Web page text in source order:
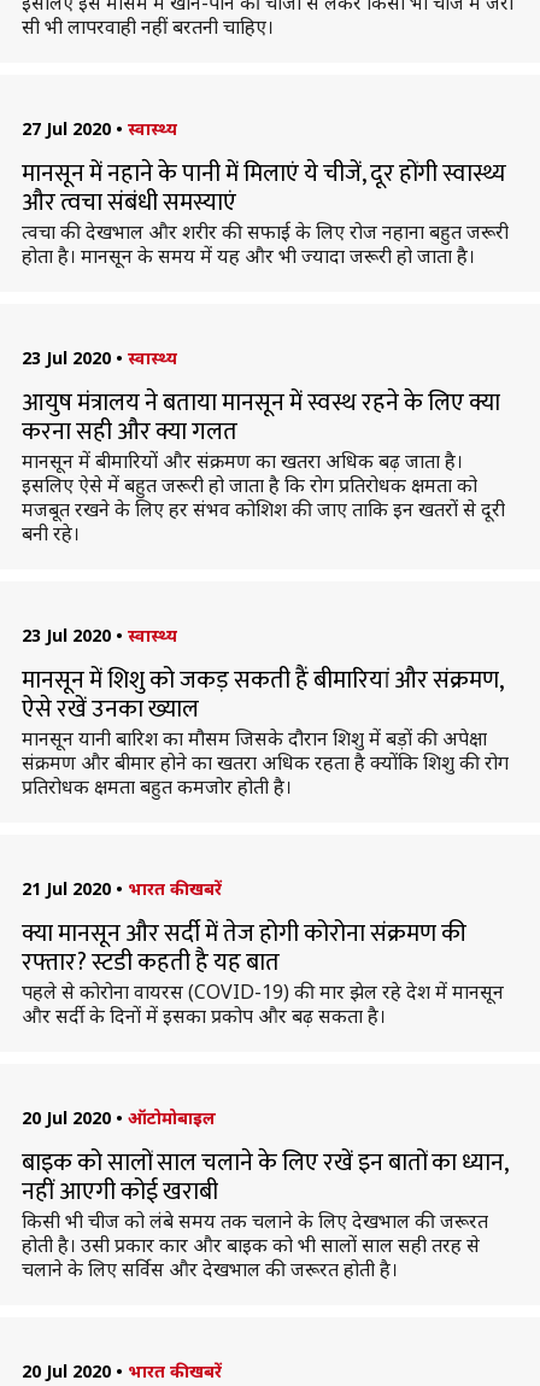
सी भी लापरवाही नहीं बरतनी चाहिए।
27 Jul 2020 • स्वास्थ्य
मानसून में नहाने के पानी में मिलाएं ये चीजें, दूर होंगी स्वास्थ्य
और त्वचा संबंधी समस्याएं
त्वचा की देखभाल और शरीर की सफाई के लिए रोज नहाना बहुत जरूरी
होता है। मानसून के समय में यह और भी ज्यादा जरूरी हो जाता है।
23 Jul 2020 • स्वास्थ्य
आयुष मंत्रालय ने बताया मानसून में स्वस्थ रहने के लिए क्या
करना सही और क्या गलत
मानसून में बीमारियों और संक्रमण का खतरा अधिक बढ़ जाता है।
इसलिए ऐसे में बहुत जरूरी हो जाता है कि रोग प्रतिरोधक क्षमता को
मजबूत रखने के लिए हर संभव कोशिश की जाए ताकि इन खतरों से दूरी
बनी रहे।
23 Jul 2020 • स्वास्थ्य
मानसून में शिशु को जकड़ सकती हैं बीमारियां और संक्रमण,
ऐसे रखें उनका ख्याल
मानसून यानी बारिश का मौसम जिसके दौरान शिशु में बड़ों की अपेक्षा
संक्रमण और बीमार होने का खतरा अधिक रहता है क्योंकि शिशु की रोग
प्रतिरोधक क्षमता बहुत कमजोर होती है।
21 Jul 2020 • भारत की खबरें
क्या मानसून और सर्दी में तेज होगी कोरोना संक्रमण की
रफ्तार? स्टडी कहती है यह बात
पहले से कोरोना वायरस (COVID-19) की मार झेल रहे देश में मानसून
और सर्दी के दिनों में इसका प्रकोप और बढ़ सकता है।
20 Jul 2020 • ऑटोमोबाइल
बाइक को सालों साल चलाने के लिए रखें इन बातों का ध्यान,
नहीं आएगी कोई खराबी
किसी भी चीज को लंबे समय तक चलाने के लिए देखभाल की जरूरत
होती है। उसी प्रकार कार और बाइक को भी सालों साल सही तरह से
चलाने के लिए सर्विस और देखभाल की जरूरत होती है।
20 Jul 2020 • भारत की खबरें